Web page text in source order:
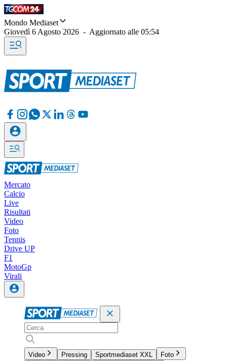
Mondo Mediaset
Giovedì 6 Agosto 2026 - Aggiornato alle 05:54
Mercato
Calcio
Live
Risultati
Video
Foto
Tennis
Drive UP
F1
MotoGp
Virali
Video Pressing Sportmediaset XXL
Foto